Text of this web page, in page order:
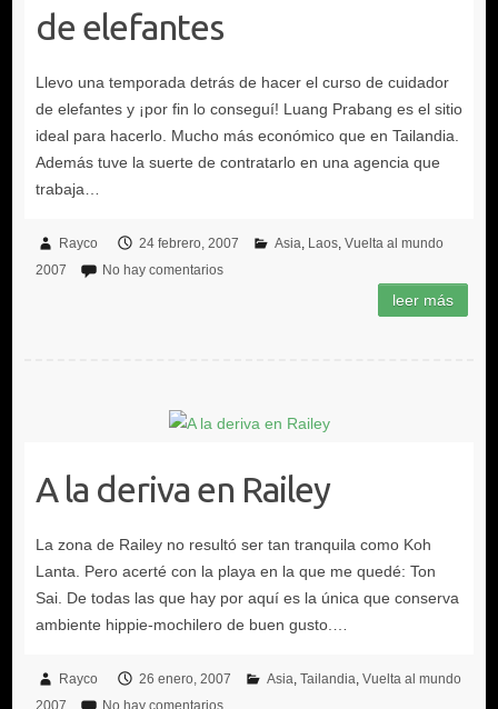
de elefantes
Rayco 24 febrero, 2007 Asia Laos Vuelta al mundo
2007
No hay comentarios
A la deriva en Railey
Rayco 26 enero, 2007 Asia Tailandia Vuelta al mundo